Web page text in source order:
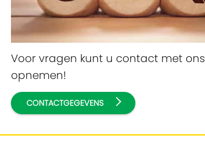
Voor vragen kunt u contact met ons
opnemen!
CONTACTGEGEVENS